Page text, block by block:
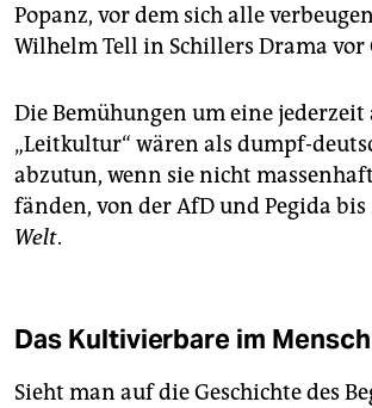
Popanz, vor dem sich alle
Wilhelm Tell in Schillers Drama vor
Die Bemühungen um eine
„Leitkultur“ wären als dumpf-
abzutun, wenn sie nicht
fänden, von der AfD und Pegida
Welt.
Das Kultivierbare im
Sieht man auf die Geschichte des